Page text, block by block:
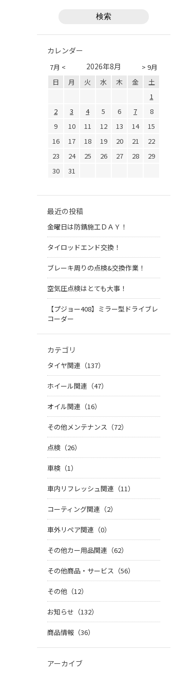
カレンダー
7月 < > 9月
2026年8月
日 月 火 水 木 金
土
1
2
3 4 5 6 7
8
9
10 11 12 13 14
15
16
17 18 19 20 21
22
23
24 25 26 27 28
29
30
31
最近の投稿
金曜日は防錆施工ＤＡＹ！
タイロッドエンド交換！
ブレーキ周りの点検&交換作業！
空気圧点検はとても大事！
【プジョー408】ミラー型ドライブレ
コーダー
カテゴリ
タイヤ関連（137）
ホイール関連（47）
オイル関連（16）
その他メンテナンス（72）
点検（26）
車検（1）
車内リフレッシュ関連（11）
コーティング関連（2）
車外リペア関連（0）
その他カー用品関連（62）
その他商品・サービス（56）
その他（12）
お知らせ（132）
商品情報（36）
アーカイブ